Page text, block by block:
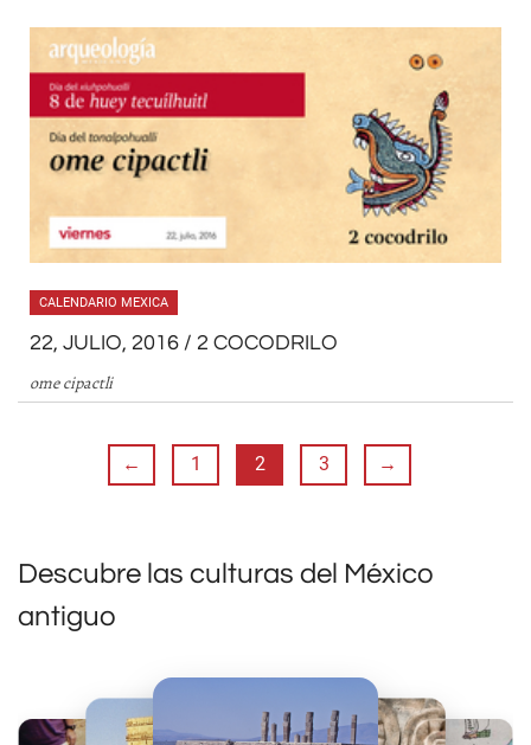
CALENDARIO MEXICA
22, JULIO, 2016 / 2 COCODRILO
ome cipactli
← 1 2 3 →
Descubre las culturas del México
antiguo